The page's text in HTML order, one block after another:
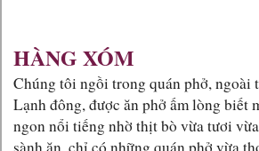
HÀNG XÓM
Chúng tôi ngồi trong quán phở, ngoài
Lạnh đông, được ăn phở ấm lòng biết
ngon nổi tiếng nhờ thịt bò vừa tươi